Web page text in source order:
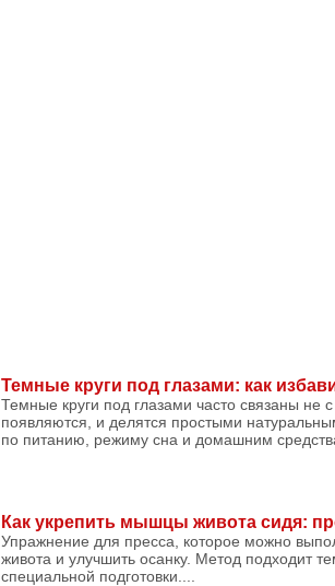
Темные круги под глазами: как
Темные круги под глазами часто связаны
появляются, и делятся простыми
по питанию, режиму сна и домашним
Как укрепить мышцы живота сидя:
Упражнение для пресса, которое можно
живота и улучшить осанку. Метод подходит
специальной подготовки....